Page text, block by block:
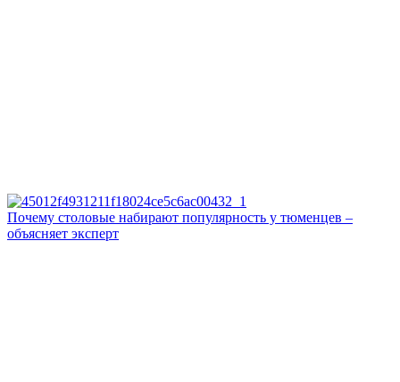
Почему столовые набирают популярность у тюменцев –
объясняет эксперт